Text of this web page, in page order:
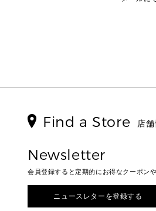
Find a Store 店
Newsletter
会員登録すると定期的にお得なクーポン
ニュースレターを登録する